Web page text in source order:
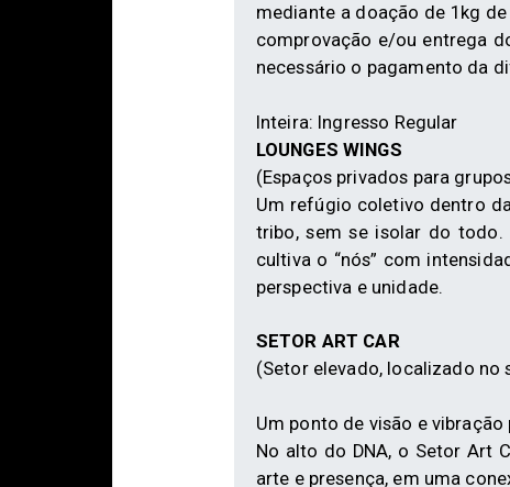
mediante a doação de 1kg
comprovação e/ou entrega
necessário o pagamento da
Inteira: Ingresso Regular
LOUNGES WINGS
(Espaços privados para
Um refúgio coletivo dentro
tribo, sem se isolar do todo.
cultiva o “nós” com
perspectiva e unidade.
SETOR ART CAR
(Setor elevado, localizado no
Um ponto de visão e vibração
No alto do DNA, o Setor Art
arte e presença, em uma